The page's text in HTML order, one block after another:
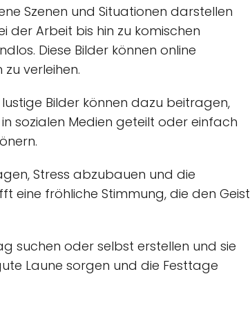
Szenen und Situationen darstellen
der Arbeit bis hin zu komischen
Diese Bilder können online
verleihen.
Bilder können dazu beitragen,
sozialen Medien geteilt oder einfach
Stress abzubauen und die
eine fröhliche Stimmung, die den Geist
suchen oder selbst erstellen und sie
Laune sorgen und die Festtage